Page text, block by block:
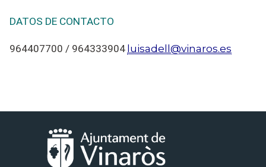
DATOS DE CONTACTO
964407700 / 964333904 luisadell@vinaros.es